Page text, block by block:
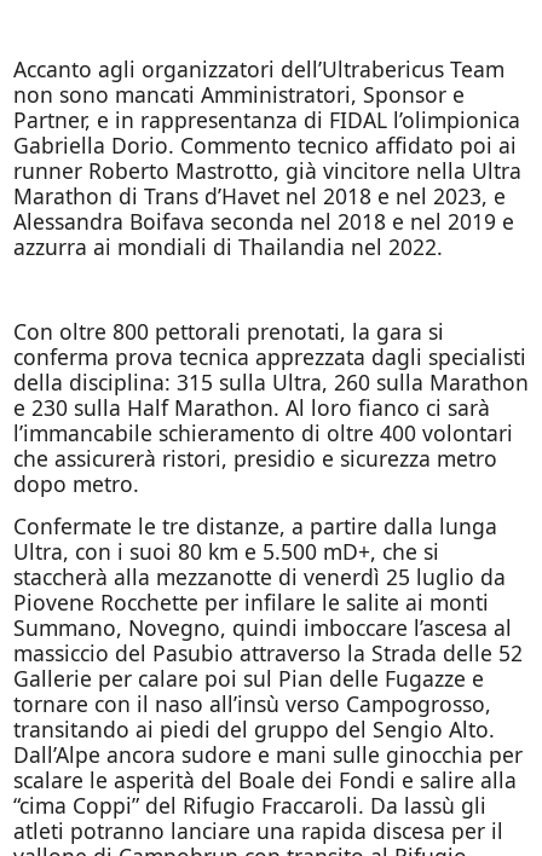
Accanto agli organizzatori dell’Ultrabericus Team
non sono mancati Amministratori, Sponsor e
Partner, e in rappresentanza di FIDAL l’olimpionica
Gabriella Dorio. Commento tecnico affidato poi ai
runner Roberto Mastrotto, già vincitore nella Ultra
Marathon di Trans d’Havet nel 2018 e nel 2023, e
Alessandra Boifava seconda nel 2018 e nel 2019 e
azzurra ai mondiali di Thailandia nel 2022.
Con oltre 800 pettorali prenotati, la gara si
conferma prova tecnica apprezzata dagli specialisti
della disciplina: 315 sulla Ultra, 260 sulla Marathon
e 230 sulla Half Marathon. Al loro fianco ci sarà
l’immancabile schieramento di oltre 400 volontari
che assicurerà ristori, presidio e sicurezza metro
dopo metro.
Confermate le tre distanze, a partire dalla lunga
Ultra, con i suoi 80 km e 5.500 mD+, che si
staccherà alla mezzanotte di venerdì 25 luglio da
Piovene Rocchette per infilare le salite ai monti
Summano, Novegno, quindi imboccare l’ascesa al
massiccio del Pasubio attraverso la Strada delle 52
Gallerie per calare poi sul Pian delle Fugazze e
tornare con il naso all’insù verso Campogrosso,
transitando ai piedi del gruppo del Sengio Alto.
Dall’Alpe ancora sudore e mani sulle ginocchia per
scalare le asperità del Boale dei Fondi e salire alla
“cima Coppi” del Rifugio Fraccaroli. Da lassù gli
atleti potranno lanciare una rapida discesa per il